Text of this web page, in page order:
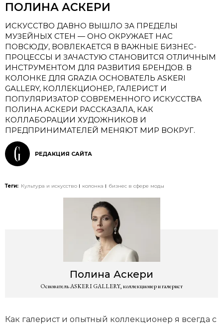
ПОЛИНА АСКЕРИ
ИСКУССТВО ДАВНО ВЫШЛО ЗА ПРЕДЕЛЫ
МУЗЕЙНЫХ СТЕН — ОНО ОКРУЖАЕТ НАС
ПОВСЮДУ, ВОВЛЕКАЕТСЯ В ВАЖНЫЕ БИЗНЕС-
ПРОЦЕССЫ И ЗАЧАСТУЮ СТАНОВИТСЯ ОТЛИЧНЫМ
ИНСТРУМЕНТОМ ДЛЯ РАЗВИТИЯ БРЕНДОВ. В
КОЛОНКЕ ДЛЯ GRAZIA ОСНОВАТЕЛЬ ASKERI
GALLERY, КОЛЛЕКЦИОНЕР, ГАЛЕРИСТ И
ПОПУЛЯРИЗАТОР СОВРЕМЕННОГО ИСКУССТВА
ПОЛИНА АСКЕРИ РАССКАЗАЛА, КАК
КОЛЛАБОРАЦИИ ХУДОЖНИКОВ И
ПРЕДПРИНИМАТЕЛЕЙ МЕНЯЮТ МИР ВОКРУГ.
РЕДАКЦИЯ САЙТА
Теги: Культура и искусство колонка бизнес в сфере моды
Полина Аскери
Основатель ASKERI GALLERY, коллекционер и галерист
Как галерист и опытный коллекционер я всегда с